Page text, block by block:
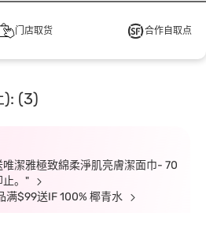
门店取货 合作自取点
): (3)
潔雅極致綿柔淨肌亮膚潔面巾- 70
止。"
满$99送IF 100% 椰青水